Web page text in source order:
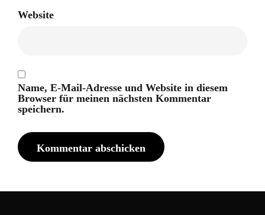
Website
Name, E-Mail-Adresse und Website in diesem
Browser für meinen nächsten Kommentar
speichern.